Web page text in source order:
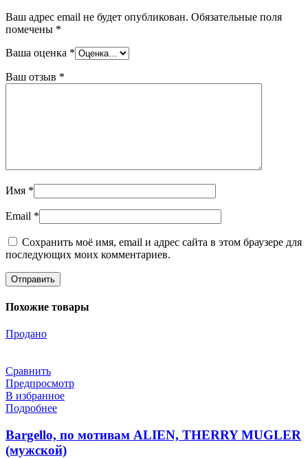
Ваш адрес email не будет опубликован. Обязательные поля
помечены *
Ваша оценка *
Ваш отзыв *
Имя *
Email *
Сохранить моё имя, email и адрес сайта в этом браузере для
последующих моих комментариев.
Похожие товары
Продано
Сравнить
Предпросмотр
В избранное
Подробнее
Bargello, по мотивам ALIEN, THERRY MUGLER
(мужской)